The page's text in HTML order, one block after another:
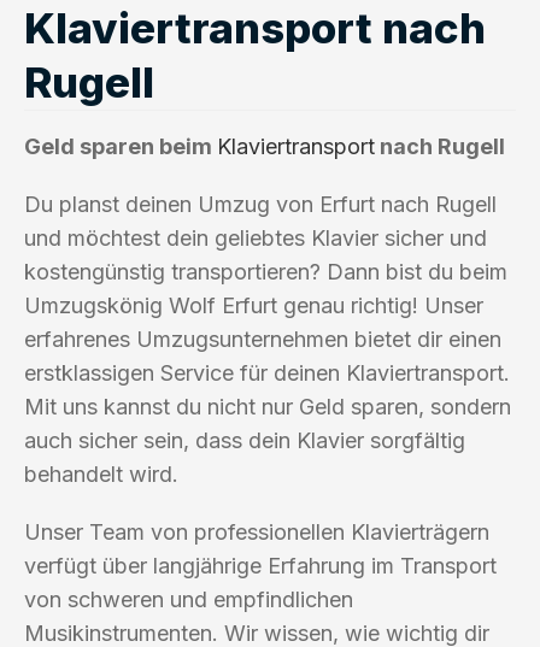
Klaviertransport nach
Rugell
Geld sparen beim Klaviertransport nach Rugell
Du planst deinen Umzug von Erfurt nach Rugell
und möchtest dein geliebtes Klavier sicher und
kostengünstig transportieren? Dann bist du beim
Umzugskönig Wolf Erfurt genau richtig! Unser
erfahrenes Umzugsunternehmen bietet dir einen
erstklassigen Service für deinen Klaviertransport.
Mit uns kannst du nicht nur Geld sparen, sondern
auch sicher sein, dass dein Klavier sorgfältig
behandelt wird.
Unser Team von professionellen Klavierträgern
verfügt über langjährige Erfahrung im Transport
von schweren und empfindlichen
Musikinstrumenten. Wir wissen, wie wichtig dir